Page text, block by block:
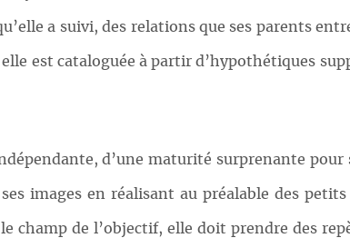
a suivi, des relations que ses parents
est cataloguée à partir d’hypothétiques
d’une maturité surprenante pour
images en réalisant au préalable des
champ de l’objectif, elle doit prendre des